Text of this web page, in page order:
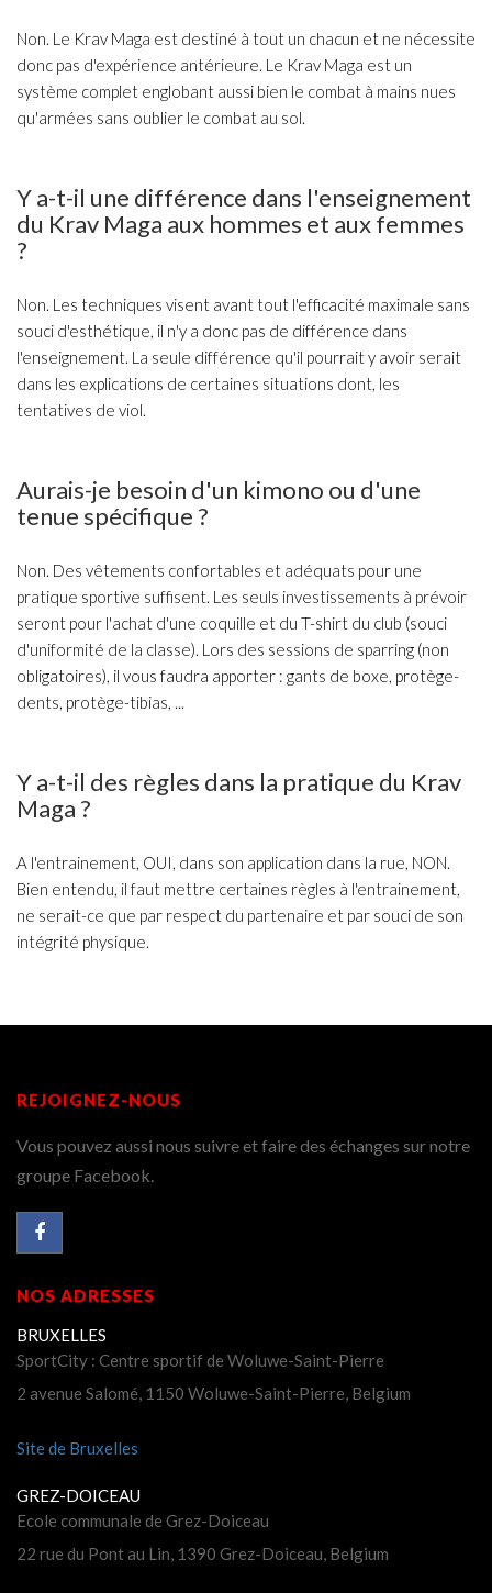
Non. Le Krav Maga est destiné à tout un chacun et ne nécessite
donc pas d'expérience antérieure. Le Krav Maga est un
système complet englobant aussi bien le combat à mains nues
qu'armées sans oublier le combat au sol.
Y a-t-il une différence dans l'enseignement
du Krav Maga aux hommes et aux femmes
?
Non. Les techniques visent avant tout l'efficacité maximale sans
souci d'esthétique, il n'y a donc pas de différence dans
l'enseignement. La seule différence qu'il pourrait y avoir serait
dans les explications de certaines situations dont, les
tentatives de viol.
Aurais-je besoin d'un kimono ou d'une
tenue spécifique ?
Non. Des vêtements confortables et adéquats pour une
pratique sportive suffisent. Les seuls investissements à prévoir
seront pour l'achat d'une coquille et du T-shirt du club (souci
d'uniformité de la classe). Lors des sessions de sparring (non
obligatoires), il vous faudra apporter : gants de boxe, protège-
dents, protège-tibias, ...
Y a-t-il des règles dans la pratique du Krav
Maga ?
A l'entrainement, OUI, dans son application dans la rue, NON.
Bien entendu, il faut mettre certaines règles à l'entrainement,
ne serait-ce que par respect du partenaire et par souci de son
intégrité physique.
REJOIGNEZ-NOUS
Vous pouvez aussi nous suivre et faire des échanges sur notre
groupe Facebook.
NOS ADRESSES
BRUXELLES
SportCity : Centre sportif de Woluwe-Saint-Pierre
2 avenue Salomé, 1150 Woluwe-Saint-Pierre, Belgium
Site de Bruxelles
GREZ-DOICEAU
Ecole communale de Grez-Doiceau
22 rue du Pont au Lin, 1390 Grez-Doiceau, Belgium